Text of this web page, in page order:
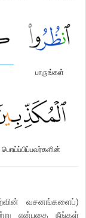
பாருங்கள்
பொய்ப்பிப்பவர்களின்
வசனங்களைப்)
என்பதை நீங்கள்